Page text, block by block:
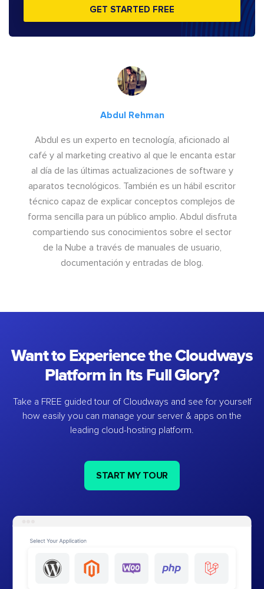
GET STARTED FREE
Abdul Rehman
Abdul es un experto en tecnología, aficionado al
café y al marketing creativo al que le encanta estar
al día de las últimas actualizaciones de software y
aparatos tecnológicos. También es un hábil escritor
técnico capaz de explicar conceptos complejos de
forma sencilla para un público amplio. Abdul disfruta
compartiendo sus conocimientos sobre el sector
de la Nube a través de manuales de usuario,
documentación y entradas de blog.
Want to Experience the Cloudways
Platform in Its Full Glory?
Take a FREE guided tour of Cloudways and see for yourself
how easily you can manage your server & apps on the
leading cloud-hosting platform.
START MY TOUR